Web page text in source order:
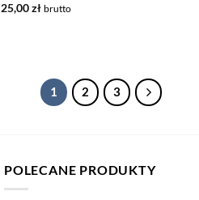
25,00zł brutto
1 2 3
POLECANE PRODUKTY